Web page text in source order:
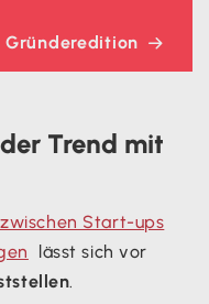
Trend mit
Start-ups
lässt sich vor
.